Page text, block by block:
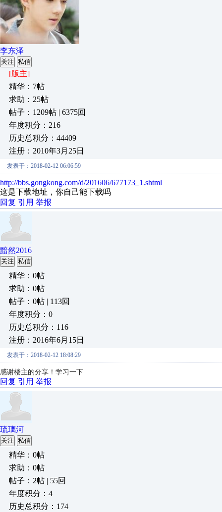
李东泽
关注 私信
[版主]
精华：7帖
求助：25帖
帖子：1209帖 | 6375回
年度积分：216
历史总积分：44409
注册：2010年3月25日
发表于：2018-02-12 06:06:59
http://bbs.gongkong.com/d/201606/677173_1.shtml
这是下载地址，你自己能下载吗
回复 引用 举报
黯然2016
关注 私信
精华：0帖
求助：0帖
帖子：0帖 | 113回
年度积分：0
历史总积分：116
注册：2016年6月15日
发表于：2018-02-12 18:08:29
感谢楼主的分享！学习一下
回复 引用 举报
琉璃河
关注 私信
精华：0帖
求助：0帖
帖子：2帖 | 55回
年度积分：4
历史总积分：174